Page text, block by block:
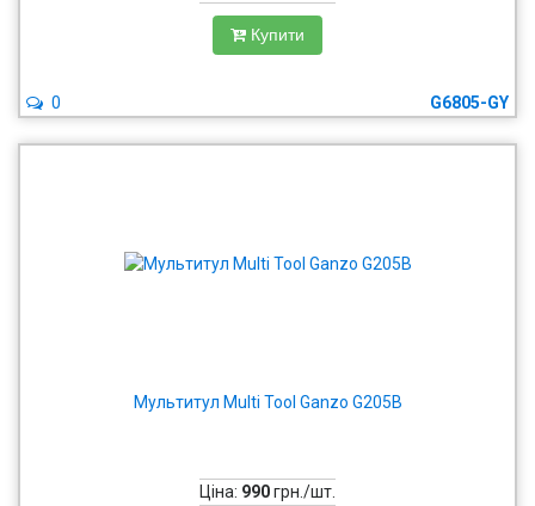
Купити
G6805-GY
0
Мультитул Multi Tool Ganzo G205B
Ціна: 990грн./шт.